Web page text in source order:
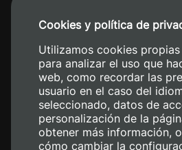
+34 620 04
Cookies y política de
Utilizamos cookies
para analizar el uso que
web, como recordar las
usuario en el caso del
seleccionado, datos de
personalización de la
obtener más información,
cómo cambiar la